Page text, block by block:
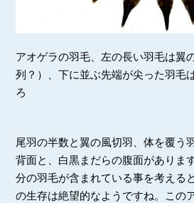
アオゲラの羽毛、左の長い羽毛は翼
列？）、下に並ぶ先端が尖った羽毛
ろ
尾羽の半数と翼の風切羽、体を覆う
背面と、白黒まだらの腹面がありま
分の羽毛が含まれている事を考える
の生存は絶望的なようですね。この